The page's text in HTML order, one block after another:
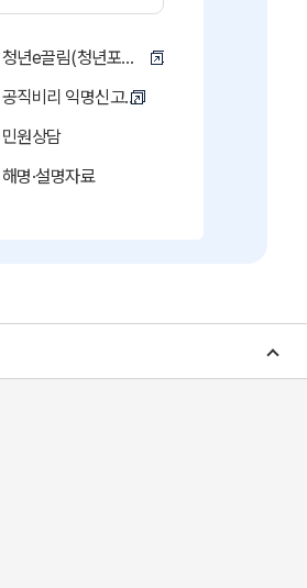
청년e끌림(청년포털)
공직비리 익명신고
민원상담
해명·설명자료
토지이용계획